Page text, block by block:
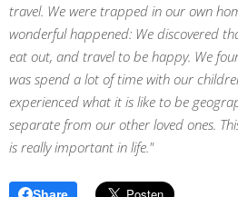
travel. We were trapped in our own
wonderful happened: We discovered
eat out, and travel to be happy. We
was spend a lot of time with our
experienced what it is like to be
separate from our other loved ones.
is really important in life."